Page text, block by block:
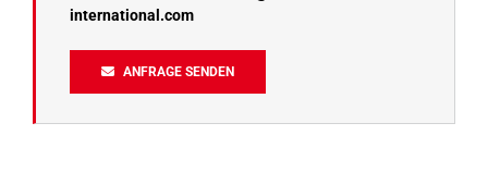
international.com
ANFRAGE SENDEN